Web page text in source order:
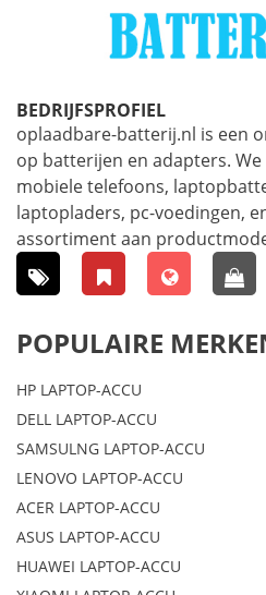
BEDRIJFSPROFIEL
oplaadbare-batterij.nl is een
op batterijen en adapters.
mobiele telefoons,
laptopladers, pc-voedingen,
assortiment aan
POPULAIRE
HP LAPTOP-ACCU
DELL LAPTOP-ACCU
SAMSULNG LAPTOP-ACCU
LENOVO LAPTOP-ACCU
ACER LAPTOP-ACCU
ASUS LAPTOP-ACCU
HUAWEI LAPTOP-ACCU